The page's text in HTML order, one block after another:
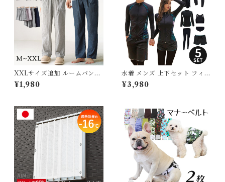
XXLサイズ追加 ルームパンツ
綿100％ ダブルガーゼ ロング
丈 ショート丈 パジャマ ルーム
短パン 長ズボン ナイトウェア
オールシーズン シンプル ガー
ゼ 薄手 軽い 快適 部屋着 567
5766 スイモク【水沐良品】
¥1,980
水着 メンズ 上下セット フィッ
トネス水着 ラッシュガード レ
ディース 体型カバー シンプル
ゃれ 長袖 セット タンキニ シ
ョートパンツ レギンス 脚 ウォ
ーキング ジョギング 長袖 G23
6OP
¥3,980